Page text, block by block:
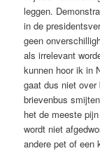
leggen.
in de
geen
als irrelevant
kunnen hoor ik in
gaat dus niet
brievenbus
het de meeste
wordt niet
andere pet of een